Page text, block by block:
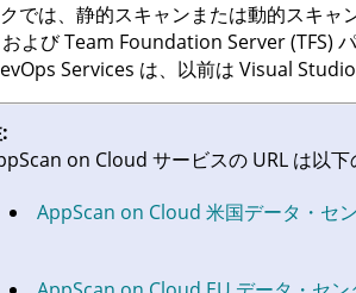
では、静的スキャンまたは動的スキ
よびTeam Foundation Server(TFS)
Services は、以前は Visual
on Cloud サービスの URL は以下
AppScan on Cloud 米国データ・セ